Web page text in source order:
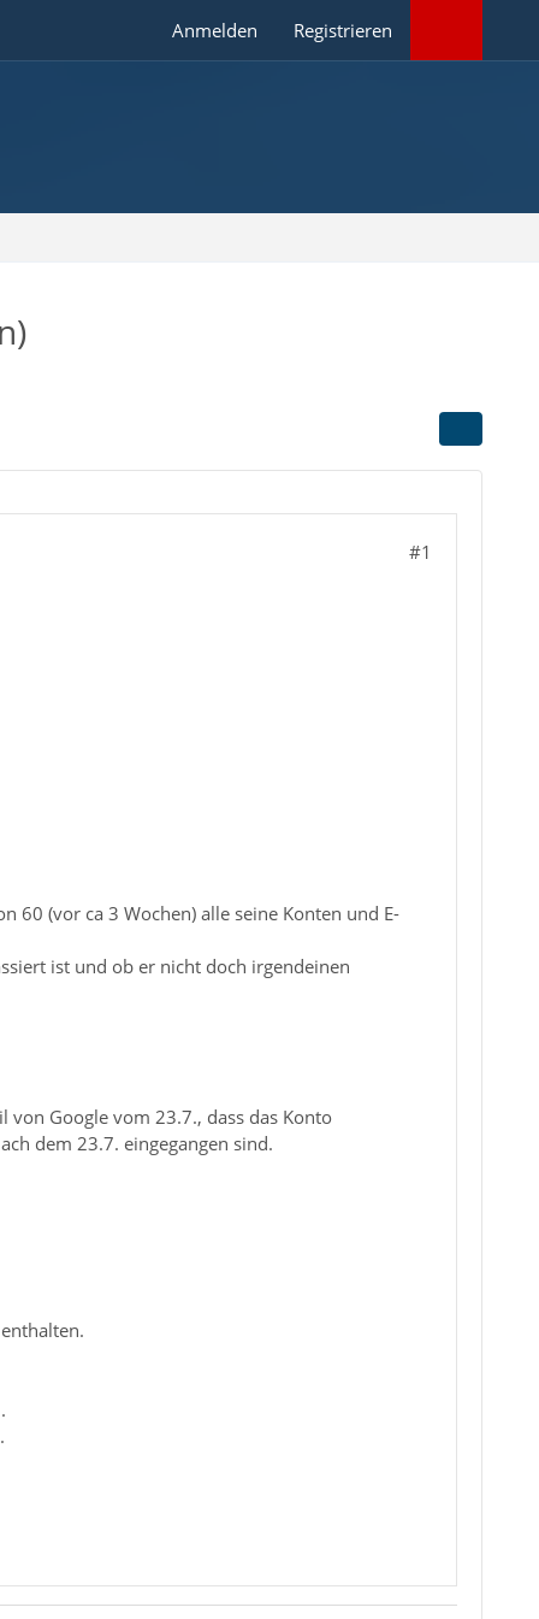
Anmelden Registrieren
#1
60 (vor ca 3 Wochen) alle seine Konten und E-
ist und ob er nicht doch irgendeinen
von Google vom 23.7., dass das Konto
dem 23.7. eingegangen sind.